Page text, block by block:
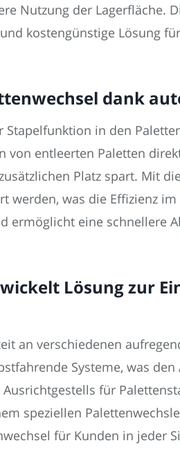
Nutzung der Lagerfläche.
kostengünstige Lösung
dank
in den
von entleerten Paletten
Platz spart. Mit
werden, was die Effizienz
ermöglicht eine schnellere
Lösung zur
an verschiedenen
Systeme, was
für
speziellen
für Kunden in jeder